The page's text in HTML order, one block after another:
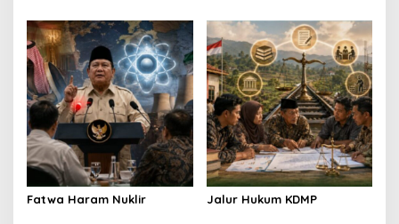
Fatwa Haram Nuklir Jalur Hukum KDMP